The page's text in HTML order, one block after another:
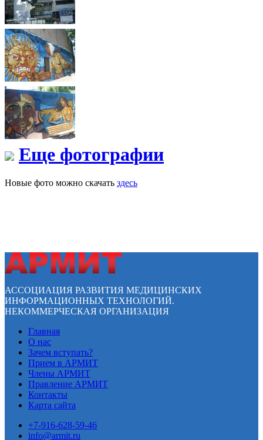
Еще фотографии
Новые фото можно скачать здесь
АССОЦИАЦИЯ РАЗВИТИЯ МЕДИЦИНСКИХ
ИНФОРМАЦИОННЫХ ТЕХНОЛОГИЙ.
НЕКОММЕРЧЕСКАЯ ОРГАНИЗАЦИЯ
Главная
О нас
Зачем вступать?
Прием в АРМИТ
Члены АРМИТ
Правление АРМИТ
Контакты
Карта сайта
+7-916-628-59-46
info@armit.ru